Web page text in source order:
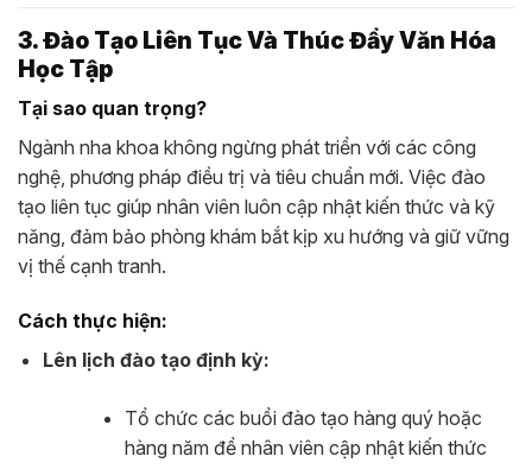
3. Đào Tạo Liên Tục Và Thúc Đẩy Văn Hóa
Học Tập
Tại sao quan trọng?
Ngành nha khoa không ngừng phát triển với các công
nghệ, phương pháp điều trị và tiêu chuẩn mới. Việc đào
tạo liên tục giúp nhân viên luôn cập nhật kiến thức và kỹ
năng, đảm bảo phòng khám bắt kịp xu hướng và giữ vững
vị thế cạnh tranh.
Cách thực hiện:
Lên lịch đào tạo định kỳ:
Tổ chức các buổi đào tạo hàng quý hoặc
hàng năm để nhân viên cập nhật kiến thức